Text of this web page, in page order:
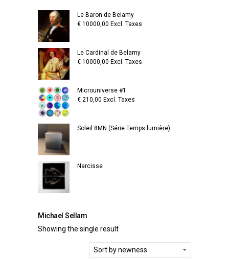
Le Baron de Belamy
€ 10000,00 Excl. Taxes
Le Cardinal de Belamy
€ 10000,00 Excl. Taxes
Microuniverse #1
€ 210,00 Excl. Taxes
Soleil 8MN (Série Temps lumière)
Narcisse
Michael Sellam
Showing the single result
Sort by newness